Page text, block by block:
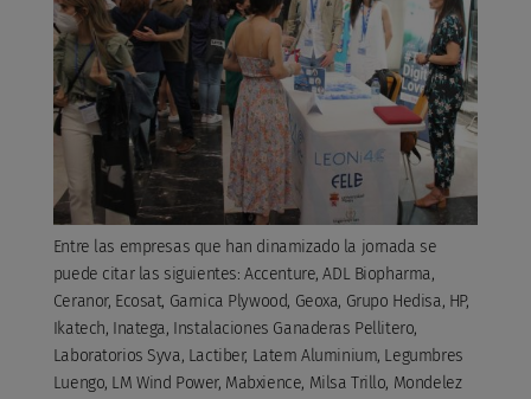
Entre las empresas que han dinamizado la jornada se
puede citar las siguientes: Accenture, ADL Biopharma,
Ceranor, Ecosat, Garnica Plywood, Geoxa, Grupo Hedisa, HP,
Ikatech, Inatega, Instalaciones Ganaderas Pellitero,
Laboratorios Syva, Lactiber, Latem Aluminium, Legumbres
Luengo, LM Wind Power, Mabxience, Milsa Trillo, Mondelez